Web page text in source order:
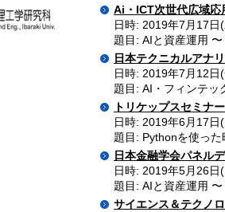
Ai・ICT次世代広域応
日時: 2019年7月17
題目: AIと資産運用
日本テクニカルアナ
日時: 2019年7月12
題目: AI・フィンテッ
トリケップスセミナー
日時: 2019年6月17
題目: Pythonを使っ
日本金融学会パネル
日時: 2019年5月26
題目: AIと資産運用
サイエンス＆テクノ